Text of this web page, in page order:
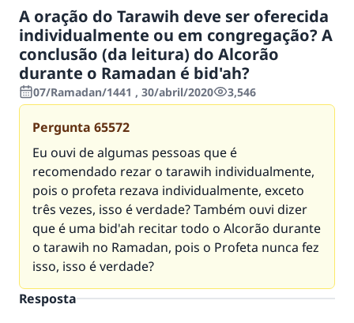
A oração do Tarawih deve ser oferecida
individualmente ou em congregação? A
conclusão (da leitura) do Alcorão
durante o Ramadan é bid'ah?
07/Ramadan/1441 , 30/abril/2020 3,546
Pergunta 65572
Eu ouvi de algumas pessoas que é
recomendado rezar o tarawih individualmente,
pois o profeta rezava individualmente, exceto
três vezes, isso é verdade? Também ouvi dizer
que é uma bid'ah recitar todo o Alcorão durante
o tarawih no Ramadan, pois o Profeta nunca fez
isso, isso é verdade?
Resposta